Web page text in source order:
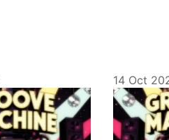
14 Oct